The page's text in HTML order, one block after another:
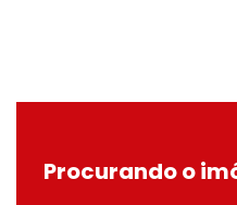
Procurando o